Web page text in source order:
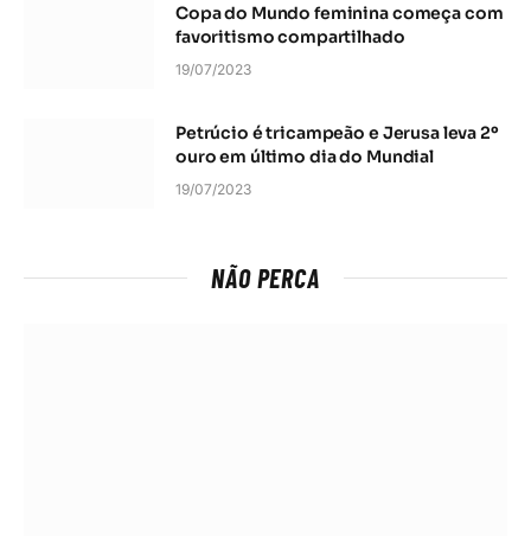
Copa do Mundo feminina começa com
favoritismo compartilhado
19/07/2023
Petrúcio é tricampeão e Jerusa leva 2º
ouro em último dia do Mundial
19/07/2023
NÃO PERCA